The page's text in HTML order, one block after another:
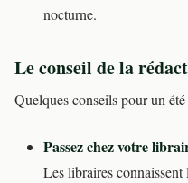
nocturne.
Le conseil de la
Quelques conseils pour un
Passez chez votre
Les libraires